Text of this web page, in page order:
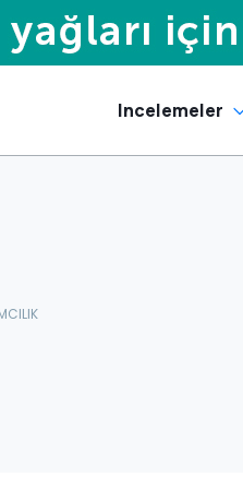
Incelemeler